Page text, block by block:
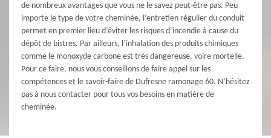
de nombreux avantages que vous ne le savez peut-être pas. Peu
importe le type de votre cheminée, l’entretien régulier du conduit
permet en premier lieu d’éviter les risques d’incendie à cause du
dépôt de bistres. Par ailleurs, l’inhalation des produits chimiques
comme le monoxyde carbone est très dangereuse, voire mortelle.
Pour ce faire, nous vous conseillons de faire appel sur les
compétences et le savoir-faire de Dufresne ramonage 60. N’hésitez
pas à nous contacter pour tous vos besoins en matière de
cheminée.